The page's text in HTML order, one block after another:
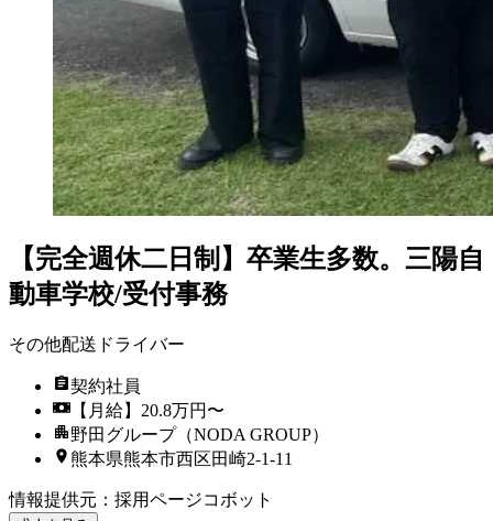
【完全週休二日制】卒業生多数。三陽自
動車学校/受付事務
その他配送ドライバー
契約社員
【月給】20.8万円〜
野田グループ（NODA GROUP）
熊本県熊本市西区田崎2-1-11
情報提供元 ： 採用ページコボット